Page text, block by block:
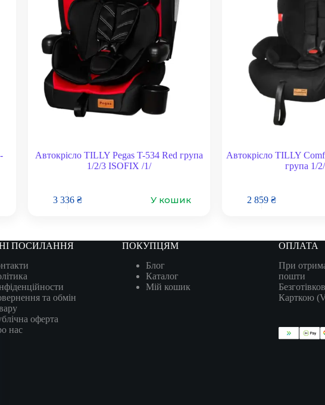
Автокрісло TILLY Pegas T-534 Red група
1/2/3 ISOFIX /1/
3 336 ₴ У кошик
Автокрісло TILLY
група 1/
2 859₴
ПОСИЛАННЯ
та обмін
оферта
нас
ПОКУПЦЯМ
Блог
Каталог
Мій кошик
ОПЛАТА
При
пошти
Карткою